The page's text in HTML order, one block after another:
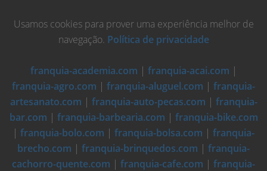
Usamos cookies para prover uma experiência melhor de
navegação. Política de privacidade
franquia-academia.com | franquia-acai.com |
franquia-agro.com | franquia-aluguel.com | franquia-
artesanato.com | franquia-auto-pecas.com | franquia-
bar.com | franquia-barbearia.com | franquia-bike.com
| franquia-bolo.com | franquia-bolsa.com | franquia-
brecho.com | franquia-brinquedos.com | franquia-
cachorro-quente.com | franquia-cafe.com | franquia-